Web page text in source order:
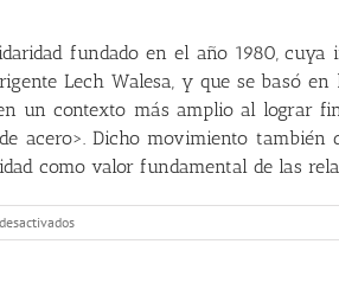
fundado en el año 1980,
Lech Walesa, y que se basó
un contexto más amplio al lograr
acero>. Dicho movimiento
como valor fundamental de las
en
31